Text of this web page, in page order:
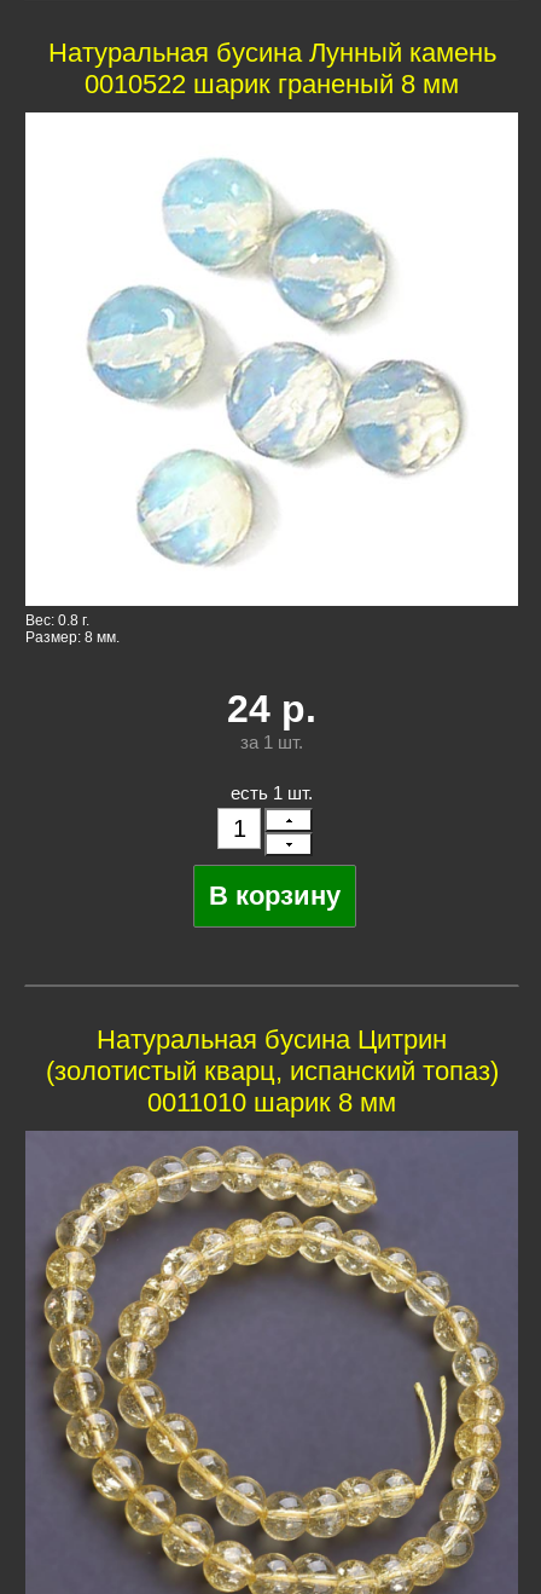
Натуральная бусина Лунный камень
0010522 шарик граненый 8 мм
Вес: 0.8 г.
Размер: 8 мм.
24 р.
за 1 шт.
есть 1 шт.
Натуральная бусина Цитрин
(золотистый кварц, иcпaнcкий тoпaз)
0011010 шарик 8 мм